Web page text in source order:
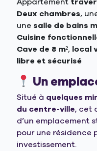
Deux chambres,
une salle de bains
Cuisine
Cave de 8 m², local
libre et sécurisé
Un
Situé à quelques
du centre-ville, cet
d’un emplacement
pour une résidence
investissement.